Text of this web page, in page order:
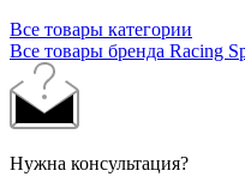
Все товары категории
Все товары бренда Racing
Нужна консультация?